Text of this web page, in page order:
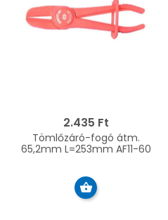
2.435 Ft
Tömlőzáró-fogó átm.
65,2mm L=253mm AF11-60